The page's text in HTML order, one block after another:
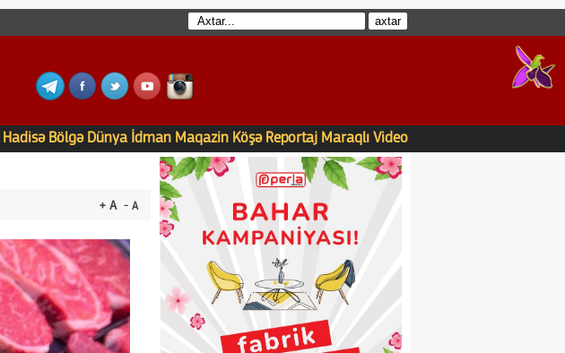
Hadisə Bölgə Dünya İdman Maqazin Köşə Reportaj Maraqlı Video
+ A - A